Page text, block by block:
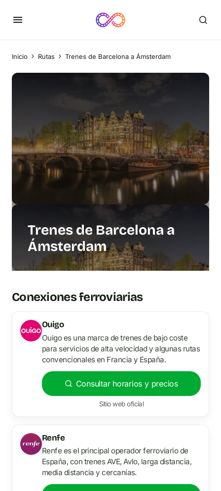
Inicio Rutas Trenes de Barcelona a Ámsterdam
Trenes de Barcelona a
Ámsterdam
Conexiones ferroviarias
Ouigo
Ouigo es una marca de trenes de bajo coste
para servicios de alta velocidad y algunas rutas
convencionales en Francia y España.
Consultar horarios y precios
Sitio web oficial
Renfe
Renfe es el principal operador ferroviario de
España, con trenes AVE, Avlo, larga distancia,
media distancia y cercanías.